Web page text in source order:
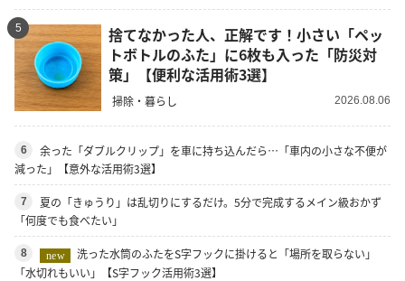
5
捨てなかった人、正解です！小さい「ペッ
トボトルのふた」に6枚も入った「防災対
策」【便利な活用術3選】
掃除・暮らし 2026.08.06
6
余った「ダブルクリップ」を車に持ち込んだら…「車内の小さな不便が
減った」【意外な活用術3選】
7
夏の「きゅうり」は乱切りにするだけ。5分で完成するメイン級おかず
「何度でも食べたい」
8 new
洗った水筒のふたをS字フックに掛けると「場所を取らない」
「水切れもいい」【S字フック活用術3選】